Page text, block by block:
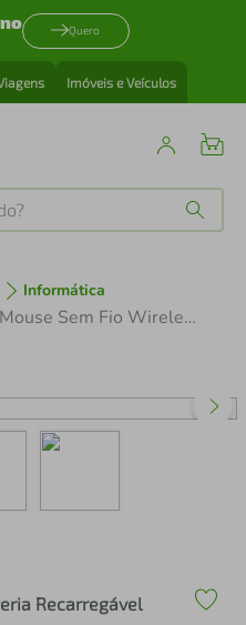
Quero
Imóveis e Veículos
Informática
Mouse Sem Fio Wireless Bateria Recarregável Clique Silencioso E-1400 Preto
Recarregável